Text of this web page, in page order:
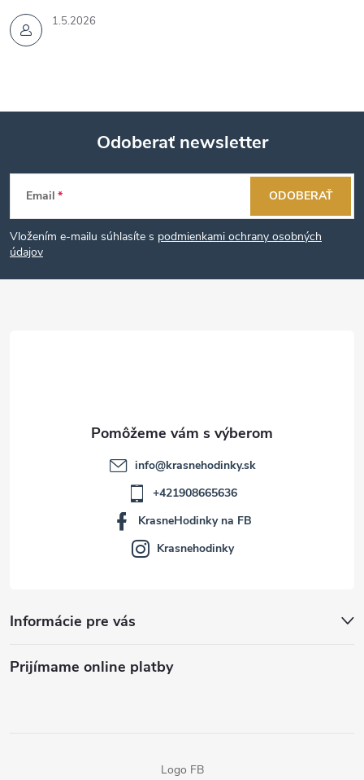
1.5.2026
Z
á
p
Odoberať newsletter
Email
Vložením e-mailu súhlasíte s podmienkami ochrany osobných
údajov
ODOBERAŤ
Informácie pre vás
Prijímame online platby
info@krasnehodinky.sk
+421908665636
KrasneHodinky na FB
Krasnehodinky
Logo FB